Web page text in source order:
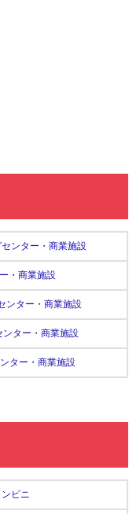
ンター・商業施設
・商業施設
ンター・商業施設
ター・商業施設
ター・商業施設
ビニ